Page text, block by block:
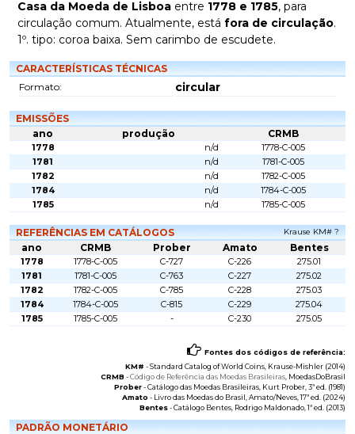
Casa da Moeda de Lisboa entre 1778 e 1785, para
circulação comum. Atualmente, está fora de circulação.
1º. tipo: coroa baixa. Sem carimbo de escudete.
CARACTERÍSTICAS TÉCNICAS
Formato:
circular
EMISSÕES
ano
produção CRMB
1778 n/d
1778-C-005
1781
n/d
1781-C-005
1782
n/d
1782-C-005
1784
n/d
1784-C-005
1785
n/d 1785-C-005
REFERÊNCIAS EM CATÁLOGOS Krause KM# ?
ano CRMB Prober Amato Bentes
1778 1778-C-005 C-727 C-226
275.01
1781
1781-C-005 C-763 C-227
275.02
1782
1782-C-005 C-785 C-228
275.03
1784
1784-C-005 C-815 C-229
275.04
1785
1785-C-005 - C-230 275.05
Fontes dos códigos de referência:
KM# -Standard Catalog of World Coins , Krause-Mishler (2014)
CRMB -Código de Referência das Moedas Brasileiras , MoedasDoBrasil
Prober-Catálogo das Moedas Brasileiras , Kurt Prober, 3ª ed. (1981)
Amato - Livro das Moedas do Brasil , Amato/Neves, 17ª ed. (2024)
Bentes-Catálogo Bentes , Rodrigo Maldonado, 1ª ed. (2013)
PADRÃO MONETÁRIO